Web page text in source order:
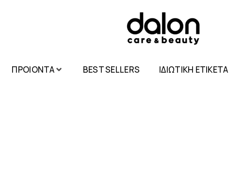
ΠΡΟΙΟΝΤΑ BEST SELLERS ΙΔΙΩΤΙΚΗ ΕΤΙΚΕΤΑ